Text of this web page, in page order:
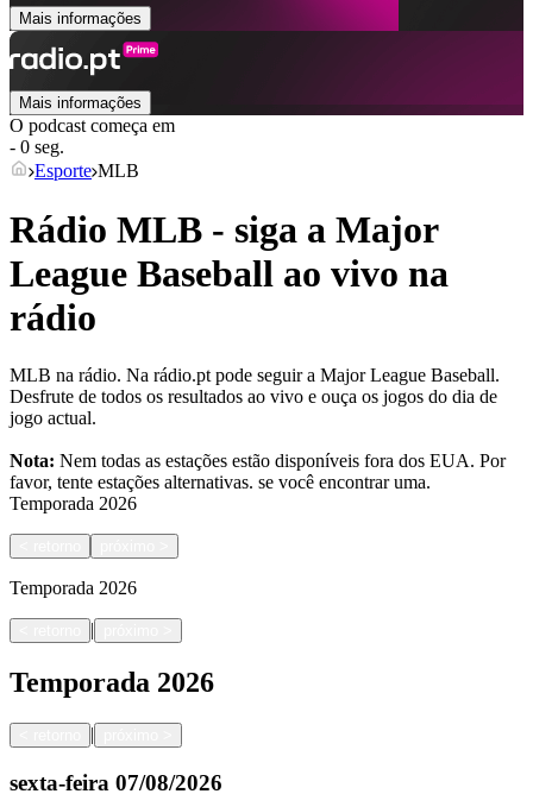
Mais informações
Mais informações
O podcast começa em
- 0 seg.
Esporte MLB
Rádio MLB - siga a Major
League Baseball ao vivo na
rádio
MLB na rádio. Na rádio.pt pode seguir a Major League Baseball.
Desfrute de todos os resultados ao vivo e ouça os jogos do dia de
jogo actual.
Nota: Nem todas as estações estão disponíveis fora dos EUA. Por
favor, tente estações alternativas. se você encontrar uma.
Temporada 2026
Temporada 2026
|
Temporada 2026
|
sexta-feira 07/08/2026